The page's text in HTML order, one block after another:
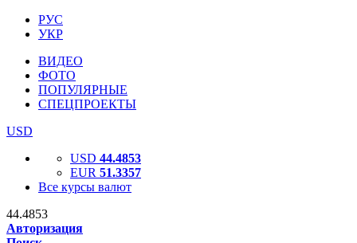
РУС
УКР
ВИДЕО
ФОТО
ПОПУЛЯРНЫЕ
СПЕЦПРОЕКТЫ
USD
USD 44.4853
EUR 51.3357
Все курсы валют
44.4853
Авторизация